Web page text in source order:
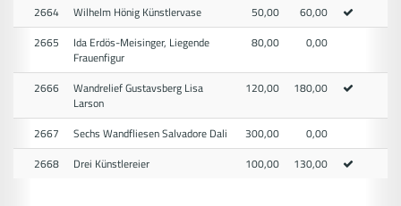
2664
Wilhelm Hönig Künstlervase 50,00
60,00
2665
Ida Erdös-Meisinger, Liegende
Frauenfigur
80,00 0,00
2666
Wandrelief Gustavsberg Lisa
Larson
120,00 180,00
2667 Sechs Wandfliesen Salvadore Dali 300,00
0,00
2668
Drei Künstlereier 100,00 130,00